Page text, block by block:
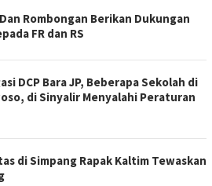
Rombongan Berikan Dukungan
FR dan RS
DCP Bara JP, Beberapa Sekolah di
di Sinyalir Menyalahi Peraturan
di Simpang Rapak Kaltim Tewaskan